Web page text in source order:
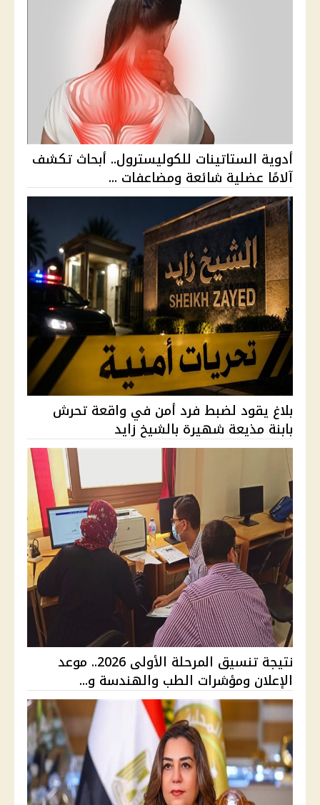
أدوية الستاتينات للكوليسترول.. أبحاث تكشف
آلامًا عضلية شائعة ومضاعفات ...
بلاغ يقود لضبط فرد أمن في واقعة تحرش
بابنة مذيعة شهيرة بالشيخ زايد
نتيجة تنسيق المرحلة الأولى 2026.. موعد
الإعلان ومؤشرات الطب والهندسة و...